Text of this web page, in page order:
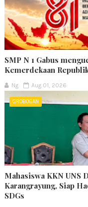
SMP N 1 Gabus
Kemerdekaan
Ng Aug 01, 2026
GROBOGAN
Mahasiswa KKN UNS
Karangrayung, Siap
SDGs